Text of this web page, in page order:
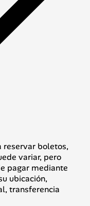
reservar boletos,
variar, pero
pagar mediante
ubicación,
transferencia